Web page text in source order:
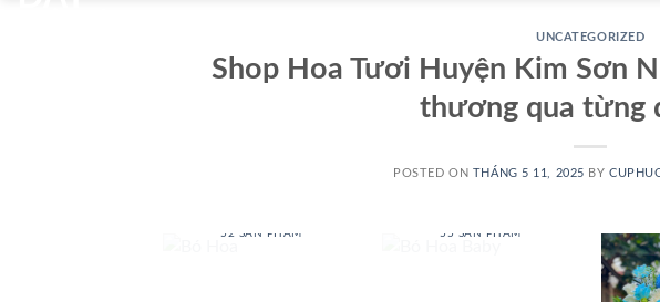
UNCATEGORIZED
Shop Hoa Tươi Huyện Kim Sơn
thương qua từng
POSTED ON THÁNG 5 11, 2025 BY
52 SẢN PHẨM 55 SẢN PHẨM